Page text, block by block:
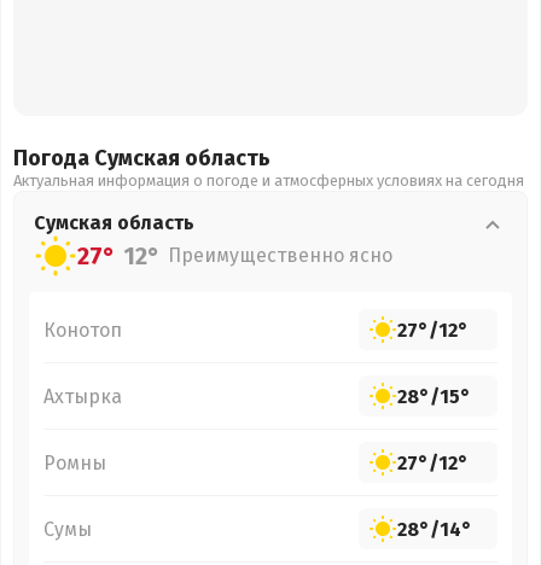
Погода Сумская область
Актуальная информация о погоде и атмосферных условиях на сегодня
Сумская область
27° 12° Преимущественно ясно
Конотоп 27°/12°
Ахтырка 28°/15°
Ромны 27°/12°
Сумы 28°/14°